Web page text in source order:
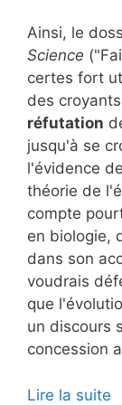
Ainsi, le
Science
certes fort
des
réfutation
jusqu'à se
l'évidence
théorie de
compte
en biologie,
dans son
voudrais
que
un discours
concession
Lire la suite